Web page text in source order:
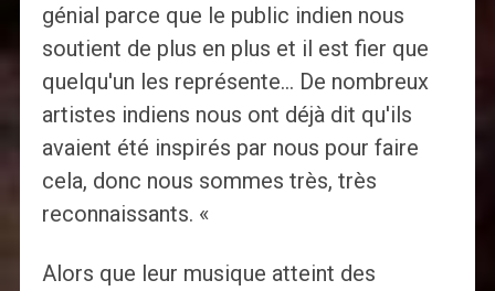
génial parce que le public indien nous
soutient de plus en plus et il est fier que
quelqu'un les représente… De nombreux
artistes indiens nous ont déjà dit qu'ils
avaient été inspirés par nous pour faire
cela, donc nous sommes très, très
reconnaissants. «
Alors que leur musique atteint des